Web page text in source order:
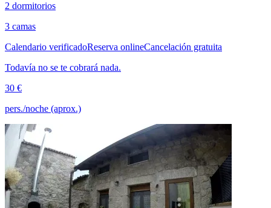
2 dormitorios
3 camas
Calendario verificadoReserva onlineCancelación gratuita
Todavía no se te cobrará nada.
30 €
pers./noche (aprox.)